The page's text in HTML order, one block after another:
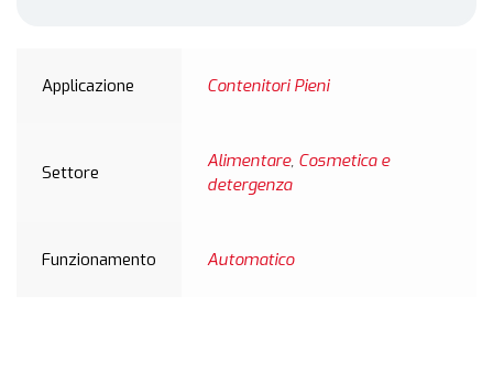
Applicazione Contenitori Pieni
Settore
Alimentare, Cosmetica e
detergenza
Funzionamento Automatico